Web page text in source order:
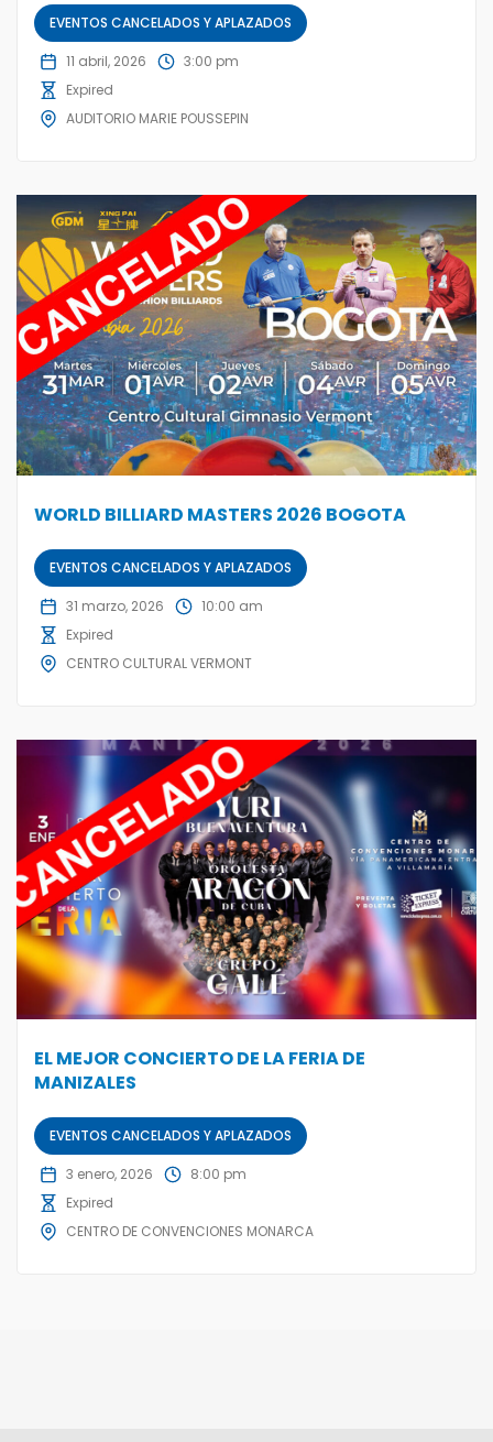
EVENTOS CANCELADOS Y APLAZADOS
11 abril, 2026
3:00 pm
Expired
AUDITORIO MARIE POUSSEPIN
WORLD BILLIARD MASTERS 2026 BOGOTA
EVENTOS CANCELADOS Y APLAZADOS
31 marzo, 2026
10:00 am
Expired
CENTRO CULTURAL VERMONT
EL MEJOR CONCIERTO DE LA FERIA DE
MANIZALES
EVENTOS CANCELADOS Y APLAZADOS
3 enero, 2026
8:00 pm
Expired
CENTRO DE CONVENCIONES MONARCA